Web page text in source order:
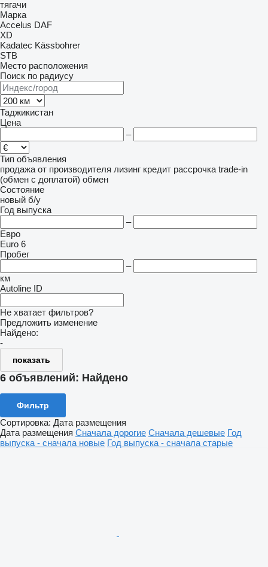
тягачи
Марка
Accelus DAF
XD
Kadatec Kässbohrer
STB
Место расположения
Поиск по радиусу
Таджикистан
Цена
–
Тип объявления
продажа от производителя лизинг кредит рассрочка trade-in
(обмен с доплатой) обмен
Состояние
новый б/у
Год выпуска
–
Евро
Euro 6
Пробег
–
км
Autoline ID
Не хватает фильтров?
Предложить изменение
Найдено:
-
показать
6 объявлений: Найдено
Фильтр
Сортировка: Дата размещения
Дата размещения Сначала дорогие Сначала дешевые Год
выпуска - сначала новые Год выпуска - сначала старые